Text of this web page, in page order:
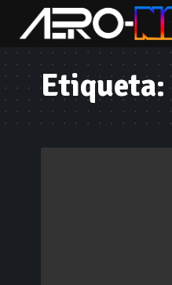
Etiqueta: